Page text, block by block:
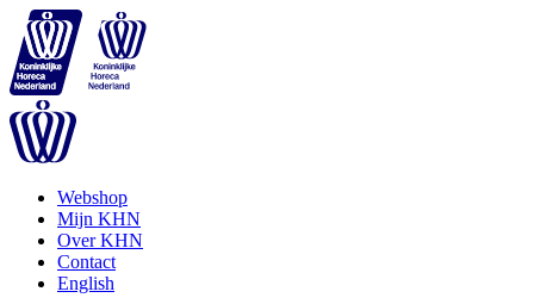
Webshop
Mijn KHN
Over KHN
Contact
English